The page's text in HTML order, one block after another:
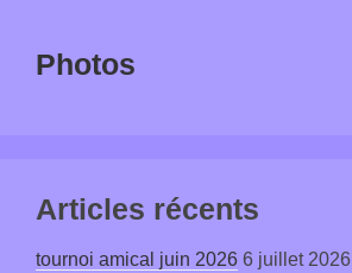
Photos
Articles récents
tournoi amical juin 2026 6 juillet 2026